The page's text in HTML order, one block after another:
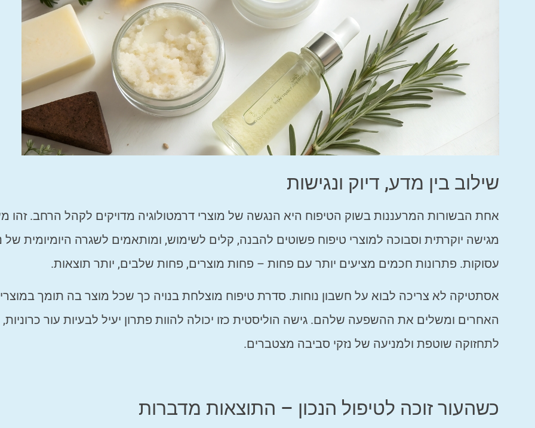
שילוב בין מדע, דיוק ונגישות
אחת הבשורות המרעננות בשוק הטיפוח היא הנגשה של מוצרי דרמטולוגיה מדויקים לקהל הרחב. זהו
מגישה יוקרתית וסבוכה למוצרי טיפוח פשוטים להבנה, קלים לשימוש, ומותאמים לשגרה היומיומית של
עסוקות. פתרונות חכמים מציעים יותר עם פחות – פחות מוצרים, פחות שלבים, יותר תוצאות.
אסתטיקה לא צריכה לבוא על חשבון נוחות. סדרת טיפוח מוצלחת בנויה כך שכל מוצר בה תומך
האחרים ומשלים את ההשפעה שלהם. גישה הוליסטית כזו יכולה להוות פתרון יעיל לבעיות עור כרוניות,
לתחזוקה שוטפת ולמניעה של נזקי סביבה מצטברים.
כשהעור זוכה לטיפול הנכון – התוצאות מדברות